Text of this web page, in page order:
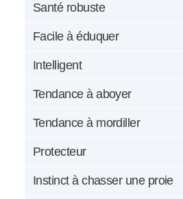
Santé robuste
Facile à éduquer
Intelligent
Tendance à aboyer
Tendance à mordiller
Protecteur
Instinct à chasser une proie